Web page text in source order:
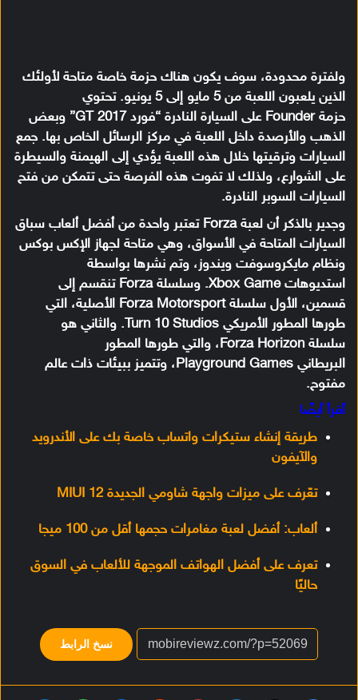
ولفترة محدودة، سوف يكون هناك حزمة خاصة متاحة لأولئك
الذين يلعبون اللعبة من 5 مايو إلى 5 يونيو. تحتوي
حزمة Founder على السيارة النادرة “فورد GT 2017” وبعض
الذهب والأرصدة داخل اللعبة في مركز الرسائل الخاص بها. جمع
السيارات وترقيتها خلال هذه اللعبة يؤدي إلى الهيمنة والسيطرة
على الشوارع، ولذلك لا تفوت هذه الفرصة حتى تتمكن من فتح
السيارات السوبر النادرة.
وجدير بالذكر أن لعبة Forza تعتبر واحدة من أفضل ألعاب سباق
السيارات المتاحة في الأسواق، وهي متاحة لجهاز الإكس بوكس
ونظام مايكروسوفت ويندوز، وتم نشرها بواسطة
استديوهات Xbox Game. وسلسلة Forza تنقسم إلى
قسمين، الأول سلسلة Forza Motorsport الأصلية، التي
طورها المطور الأمريكي Turn 10 Studios. والثاني هو
سلسلة Forza Horizon، والتي طورها المطور
البريطاني Playground Games، وتتميز ببيئات ذات عالم
مفتوح.
أقرأ أيضًا
طريقة إنشاء ستيكرات واتساب خاصة بك على الأندرويد
والآيفون
تعّرف على ميزات واجهة شاومي الجديدة MIUI 12
ألعاب: أفضل لعبة مغامرات حجمها أقل من 100 ميجا
تعرف على أفضل الهواتف الموجهة للألعاب في السوق
حاليًا
نسخ الرابط